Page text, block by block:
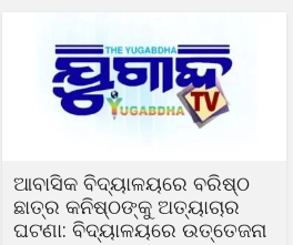
ଆବାସିକ ବିଦ୍ୟାଳୟରେ ବରିଷ୍ଠ
ଛାତ୍ର କନିଷ୍ଠଙ୍କୁ ଅତ୍ୟାଚାର
ଘଟଣା: ବିଦ୍ୟାଳୟରେ ଉତ୍ତେଜନା